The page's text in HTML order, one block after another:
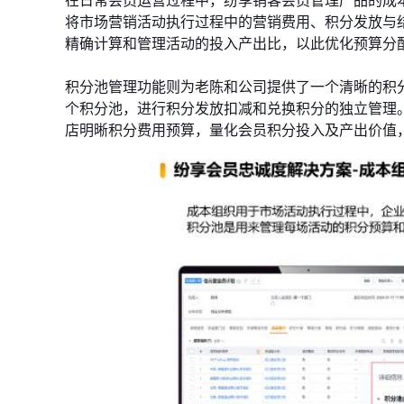
将市场营销活动执行过程中的营销费用、积分发放
精确计算和管理活动的投入产出比，以此优化预算分
积分池管理功能则为老陈和公司提供了一个清晰的
个积分池，进行积分发放扣减和兑换积分的独立管
店明晰积分费用预算，量化会员积分投入及产出价